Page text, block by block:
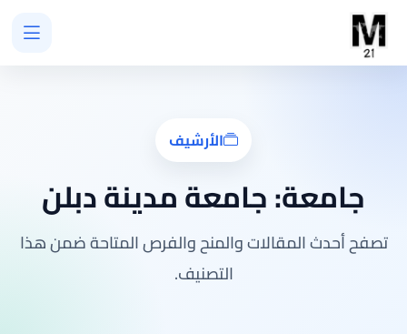
الأرشيف
جامعة:جامعة مدينة دبلن
تصفح أحدث المقالات والمنح والفرص المتاحة ضمن هذا
التصنيف.